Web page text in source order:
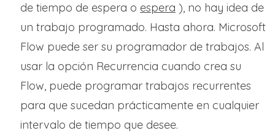
de tiempo de espera o espera ), no hay idea de
un trabajo programado. Hasta ahora. Microsoft
Flow puede ser su programador de trabajos. Al
usar la opción Recurrencia cuando crea su
Flow, puede programar trabajos recurrentes
para que sucedan prácticamente en cualquier
intervalo de tiempo que desee.